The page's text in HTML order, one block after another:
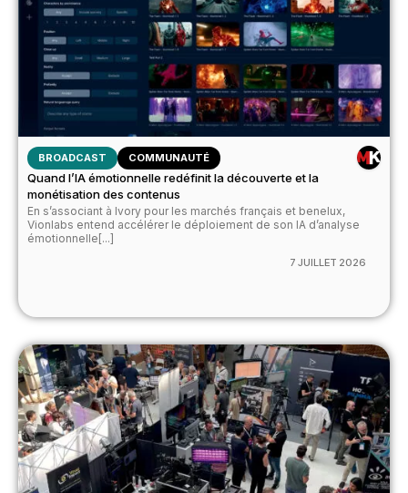
BROADCAST COMMUNAUTÉ
Quand l’IA émotionnelle redéfinit la découverte et la
monétisation des contenus
En s’associant à Ivory pour les marchés français et benelux,
Vionlabs entend accélérer le déploiement de son IA d’analyse
émotionnelle[...]
7 JUILLET 2026